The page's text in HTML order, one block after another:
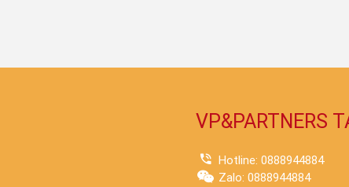
VP&PARTNERS
Hotline: 0888944884
Zalo: 0888944884